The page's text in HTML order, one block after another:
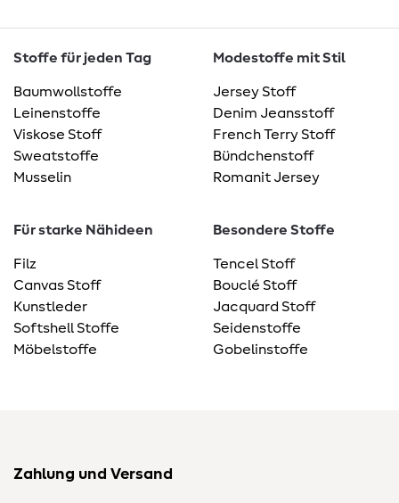
Stoffe für jeden Tag
Baumwollstoffe
Leinenstoffe
Viskose Stoff
Sweatstoffe
Musselin
Modestoffe mit Stil
Jersey Stoff
Denim Jeansstoff
French Terry Stoff
Bündchenstoff
Romanit Jersey
Für starke Nähideen
Filz
Canvas Stoff
Kunstleder
Softshell Stoffe
Möbelstoffe
Besondere Stoffe
Tencel Stoff
Bouclé Stoff
Jacquard Stoff
Seidenstoffe
Gobelinstoffe
Zahlung und Versand